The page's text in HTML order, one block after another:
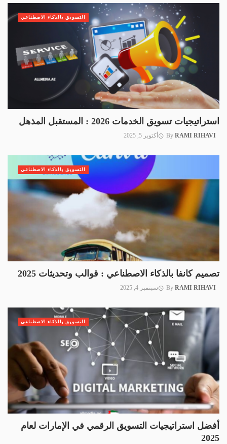
استراتيجيات تسويق الخدمات 2026 : المستقبل المذهل
By RAMI RIHAVI أكتوبر 5, 2025
التسويق بالذكاء الاصطناعي
تصميم كانفا بالذكاء الاصطناعي : قوالب وتحديثات 2025
By RAMI RIHAVI سبتمبر 4, 2025
التسويق بالذكاء الاصطناعي
أفضل استراتيجيات التسويق الرقمي في الإمارات لعام
2025
التسويق بالذكاء الاصطناعي